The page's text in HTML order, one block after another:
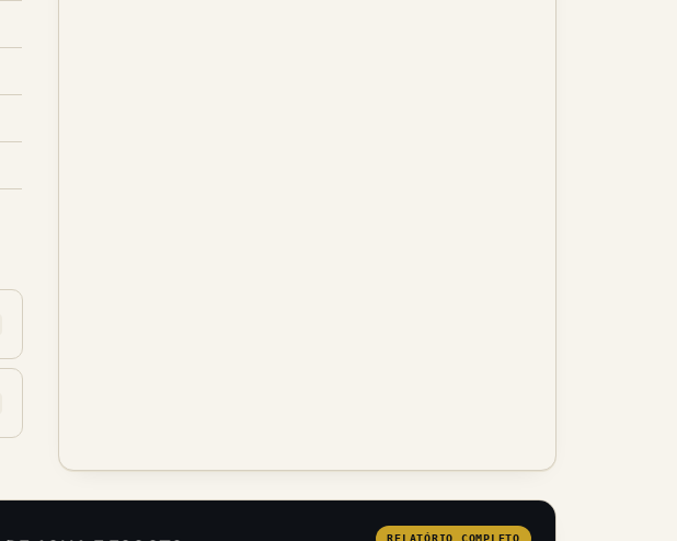
RELATÓRIO COMPLETO